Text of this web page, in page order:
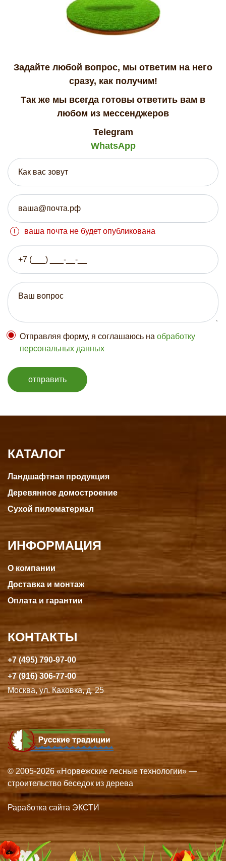
Задайте любой вопрос, мы ответим на него
сразу, как получим!
Так же мы всегда готовы ответить вам в
любом из мессенджеров
Telegram
WhatsApp
ваша почта не будет опубликована
Отправляя форму, я соглашаюсь на обработку
персональных данных
отправить
КАТАЛОГ
Ландшафтная продукция
Деревянное домостроение
Сухой пиломатериал
ИНФОРМАЦИЯ
О компании
Доставка и монтаж
Оплата и гарантии
КОНТАКТЫ
+7 (495) 790-97-00
+7 (916) 306-77-00
Москва, ул. Каховка, д. 25
© 2005-2026 «Норвежские лесные технологии» —
строительство беседок из дерева
Раработка сайта ЭКСТИ